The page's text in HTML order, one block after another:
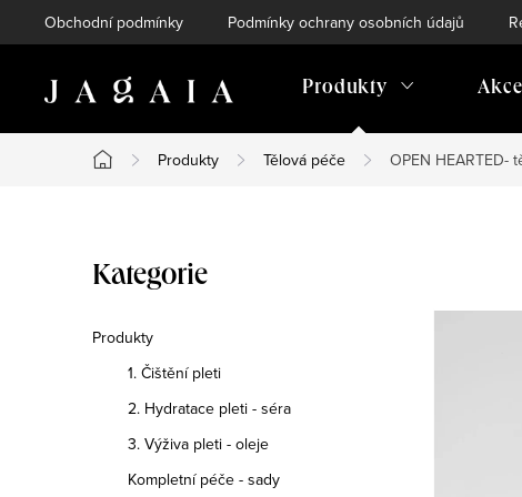
na
Obchodní podmínky Podmínky ochrany osobních údajů
Produkty Akce
Domů
Produkty Tělová péče OPEN HEARTED-
o
s
Přeskočit
Kategorie
Produkty
1. Čištění pleti
2. Hydratace pleti - séra
3. Výživa pleti - oleje
Kompletní péče - sady